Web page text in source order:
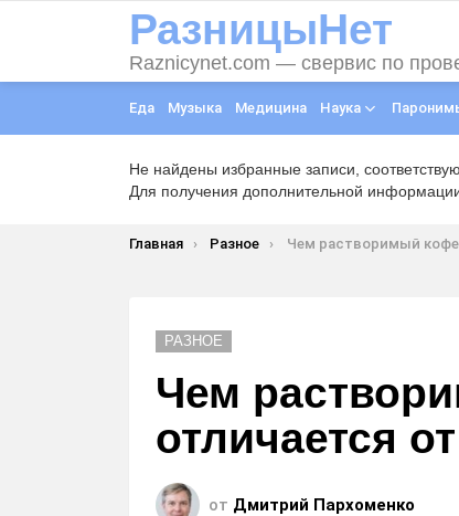
РазницыНет
Raznicynet.com — свервис по
Еда Музыка Медицина Наука
Не найдены избранные записи,
Для получения дополнительной
Вы здесь:
Главная Разное Чем растворимый кофе
РАЗНОЕ
Чем
отличается
от Дмитрий Пархоменко